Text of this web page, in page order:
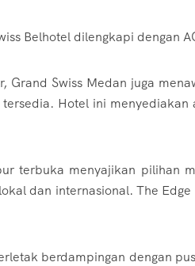
Belhotel dilengkapi dengan
Grand Swiss Medan juga
Hotel ini
terbuka menyajikan pilihan
dan internasional. The
berdampingan dengan